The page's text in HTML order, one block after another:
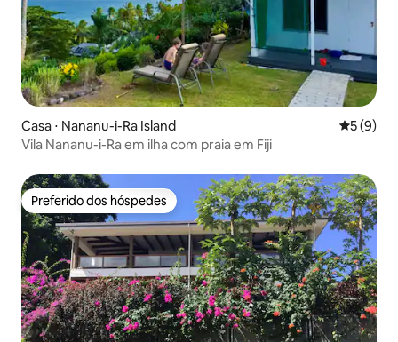
Casa ⋅ Nananu-i-Ra Island 5 de
5 (9)
Vila Nananu-i-Ra em ilha com praia em Fiji
Preferido dos hóspedes
Preferido dos hóspedes